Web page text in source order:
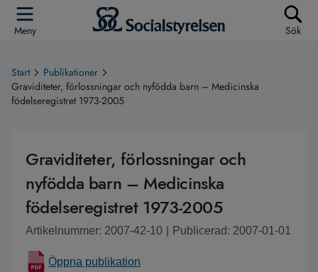
Meny Sök
Start
Publikationer
Graviditeter, förlossningar och nyfödda barn – Medicinska
födelseregistret 1973-2005
Graviditeter, förlossningar och
nyfödda barn – Medicinska
födelseregistret 1973-2005
Artikelnummer: 2007-42-10 Publicerad: 2007-01-01
Öppna publikation